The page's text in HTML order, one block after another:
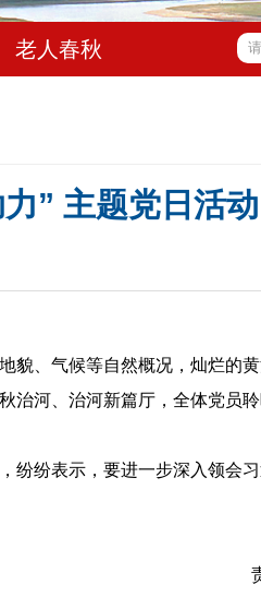
老人春秋
” 主题党日活动
、气候等自然概况，灿烂的
治河、治河新篇厅，全体党员
纷表示，要进一步深入领会